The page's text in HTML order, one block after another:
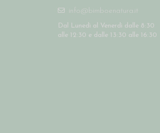
info@bimboenatura.it
Dal Lunedì al Venerdì dalle 8:30
alle 12:30 e dalle 13:30 alle 16:30